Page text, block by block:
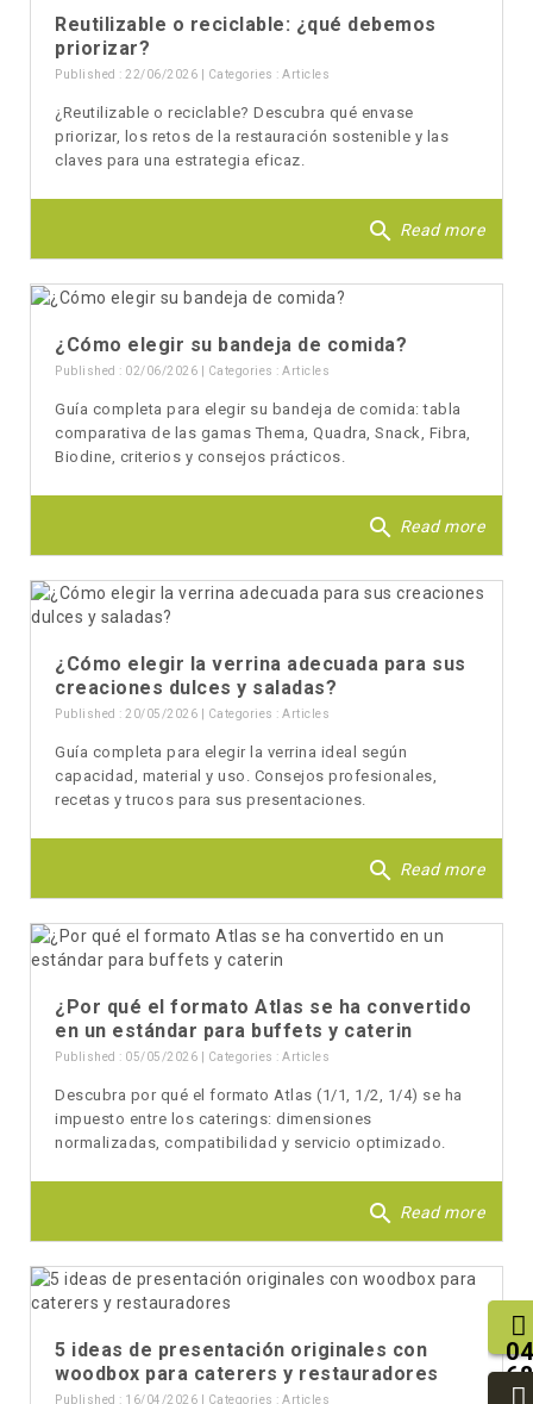
Reutilizable o reciclable: ¿qué debemos
priorizar?
Published : 22/06/2026 | Categories : Articles
¿Reutilizable o reciclable? Descubra qué envase
priorizar, los retos de la restauración sostenible y las
claves para una estrategia eficaz.
search Read more
¿Cómo elegir su bandeja de comida?
Published : 02/06/2026 | Categories : Articles
Guía completa para elegir su bandeja de comida: tabla
comparativa de las gamas Thema, Quadra, Snack, Fibra,
Biodine, criterios y consejos prácticos.
search Read more
¿Cómo elegir la verrina adecuada para sus
creaciones dulces y saladas?
Published : 20/05/2026 | Categories : Articles
Guía completa para elegir la verrina ideal según
capacidad, material y uso. Consejos profesionales,
recetas y trucos para sus presentaciones.
search Read more
¿Por qué el formato Atlas se ha convertido
en un estándar para buffets y caterin
Published : 05/05/2026 | Categories : Articles
Descubra por qué el formato Atlas (1/1, 1/2, 1/4) se ha
impuesto entre los caterings: dimensiones
normalizadas, compatibilidad y servicio optimizado.
search Read more
5 ideas de presentación originales con
woodbox para caterers y restauradores
Published : 16/04/2026 | Categories : Articles
04
68